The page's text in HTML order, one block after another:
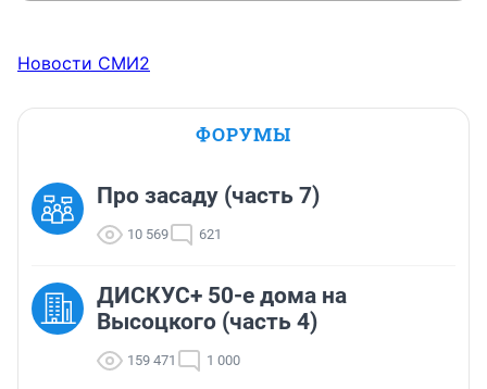
Новости СМИ2
ФОРУМЫ
Про засаду (часть 7)
10 569 621
ДИСКУС+ 50-е дома на
Высоцкого (часть 4)
159 471 1 000